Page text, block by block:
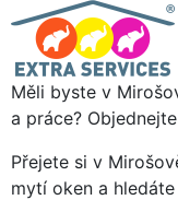
Měli byste v
a práce?
Přejete si v
mytí oken a